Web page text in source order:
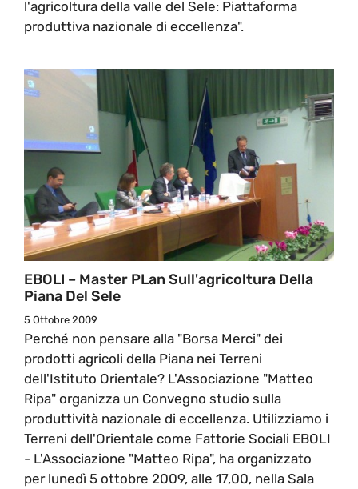
l'agricoltura della valle del Sele: Piattaforma
produttiva nazionale di eccellenza".
EBOLI – Master PLan Sull'agricoltura Della
Piana Del Sele
5 Ottobre 2009
Perché non pensare alla "Borsa Merci" dei
prodotti agricoli della Piana nei Terreni
dell'Istituto Orientale? L'Associazione "Matteo
Ripa" organizza un Convegno studio sulla
produttività nazionale di eccellenza. Utilizziamo i
Terreni dell'Orientale come Fattorie Sociali EBOLI
- L'Associazione "Matteo Ripa", ha organizzato
per lunedì 5 ottobre 2009, alle 17,00, nella Sala